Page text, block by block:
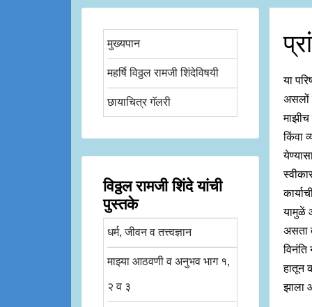
मुख्यपान
महर्षि विठ्ठल रामजी शिंदेविषयी
छायाचित्र गॅलरी
विठ्ठल रामजी शिंदे यांची
पुस्तके
धर्म, जीवन व तत्त्वज्ञान
माझ्या आठवणी व अनुभव भाग १,
२ व ३
या
असलों
माझीच
किंवा
यामुळें
असता
हातून
झाला